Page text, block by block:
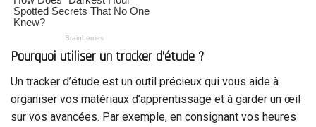
Pourquoi utiliser un tracker d’étude ?
Un tracker d’étude est un outil précieux qui vous aide à
organiser vos matériaux d’apprentissage et à garder un œil
sur vos avancées. Par exemple, en consignant vos heures